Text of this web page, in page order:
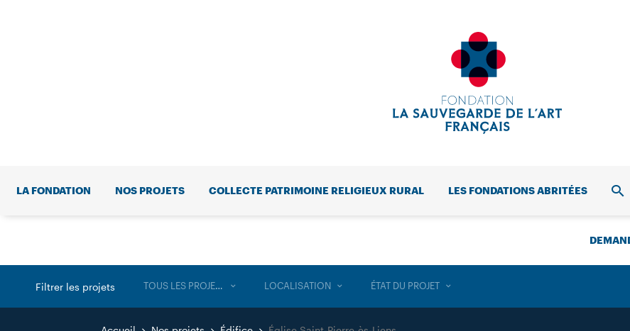
LA FONDATION NOS PROJETS COLLECTE PATRIMOINE RELIGIEUX RURAL LES FONDATIONS ABRITÉES
Filtrer les projets TOUS LES PROJETS LOCALISATION ÉTAT DU PROJET